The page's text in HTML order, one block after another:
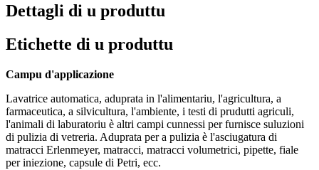
Dettagli di u produttu
Etichette di u produttu
Campu d'applicazione
Lavatrice automatica, aduprata in l'alimentariu, l'agricultura, a
farmaceutica, a silvicultura, l'ambiente, i testi di prudutti agriculi,
l'animali di laburatoriu è altri campi cunnessi per furnisce suluzioni
di pulizia di vetreria. Aduprata per a pulizia è l'asciugatura di
matracci Erlenmeyer, matracci, matracci volumetrici, pipette, fiale
per iniezione, capsule di Petri, ecc.